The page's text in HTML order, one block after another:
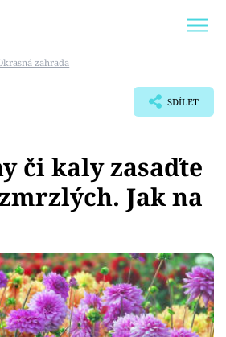
zahrada
SDÍLET
či kaly zasaďte
Jak na